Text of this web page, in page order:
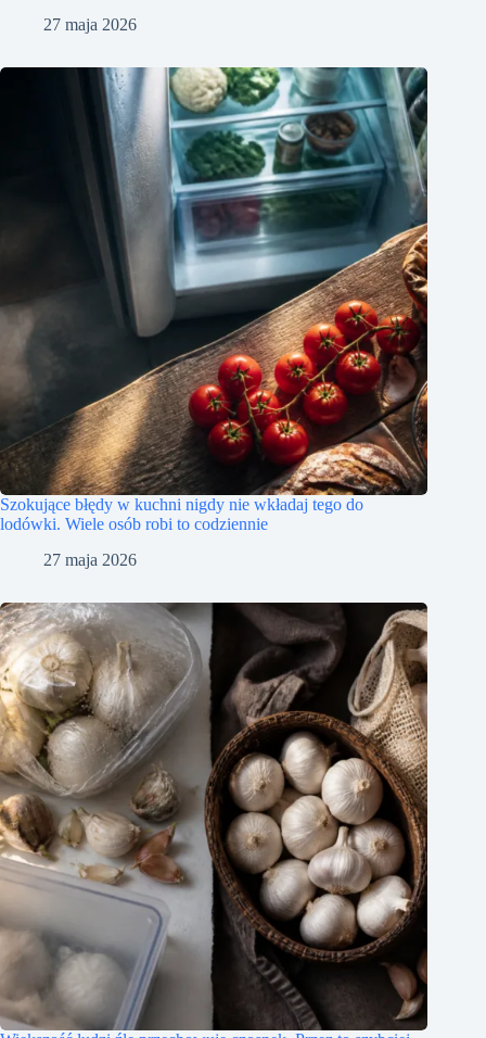
27 maja 2026
Szokujące błędy w kuchni nigdy nie wkładaj tego do
lodówki. Wiele osób robi to codziennie
27 maja 2026